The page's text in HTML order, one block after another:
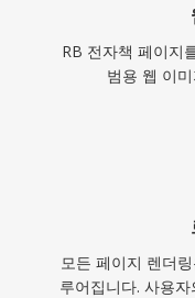
RB 전자책 페이지
범용 웹 이
모든 페이지 렌더
루어집니다. 사용